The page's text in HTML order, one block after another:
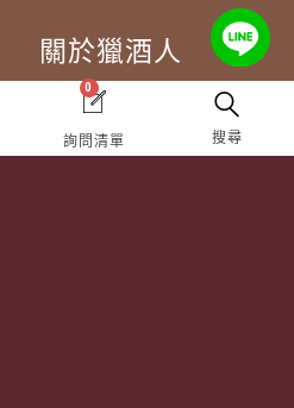
關於獵酒人
隱私權條款
0
詢問清單 搜尋